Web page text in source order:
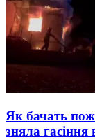
Як бачать
зняла